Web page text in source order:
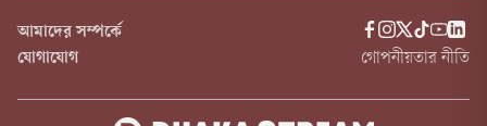
গোপনীয়তার নীতি
আমাদের সম্পর্কে
যোগাযোগ